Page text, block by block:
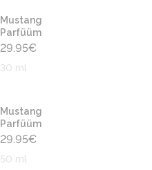
Mustang
Parfüüm
29.95€
30 ml
Mustang
Parfüüm
29.95€
50 ml